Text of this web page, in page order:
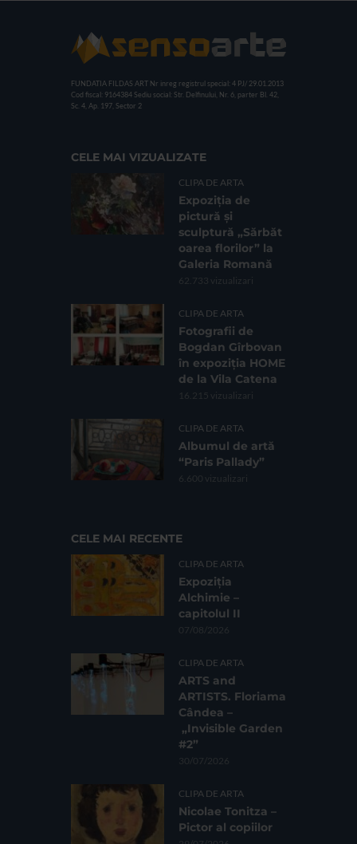
FUNDATIA FILDAS ART Nr inreg registrul special: 4 PJ/ 29.01.2013
Cod fiscal: 9164384 Sediu social: Str. Delfinului, Nr. 6, parter Bl. 42,
Sc. 4, Ap. 197, Sector 2
CELE MAI VIZUALIZATE
CLIPA DE ARTA
Expoziția de
pictură și
sculptură „Sărbăt
oarea florilor” la
Galeria Romană
62.733 vizualizari
CLIPA DE ARTA
Fotografii de
Bogdan Gîrbovan
în expoziția HOME
de la Vila Catena
16.215 vizualizari
CLIPA DE ARTA
Albumul de artă
“Paris Pallady”
6.600 vizualizari
CELE MAI RECENTE
CLIPA DE ARTA
Expoziția
Alchimie –
capitolul II
07/08/2026
CLIPA DE ARTA
ARTS and
ARTISTS. Floriama
Cândea –
„Invisible Garden
#2”
30/07/2026
CLIPA DE ARTA
Nicolae Tonitza –
Pictor al copiilor